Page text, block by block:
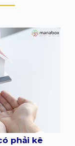
phải kê